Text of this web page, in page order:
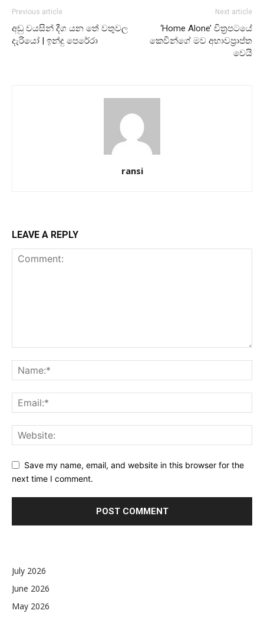
Previous article
අඩු වයසින් දීග යන තේ වතුවල
දැරියෝ | ඉන්දු පෙරේරා
Next article
‘Home Alone’ චිත්‍රපටයේ
කෙවින්ගේ මව අභාවප්‍රාප්ත
වෙයි
ransi
LEAVE A REPLY
Save my name, email, and website in this browser for the
next time I comment.
July 2026
June 2026
May 2026